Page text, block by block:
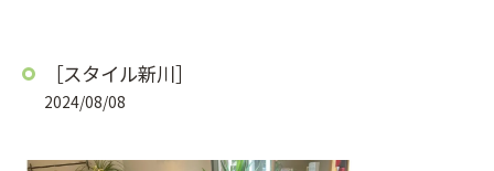
［スタイル新川］
2024/08/08